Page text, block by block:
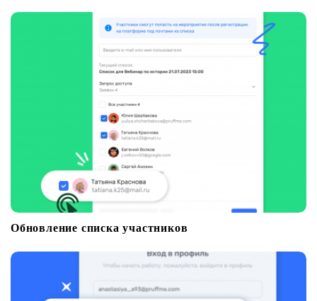
Обновление списка участников